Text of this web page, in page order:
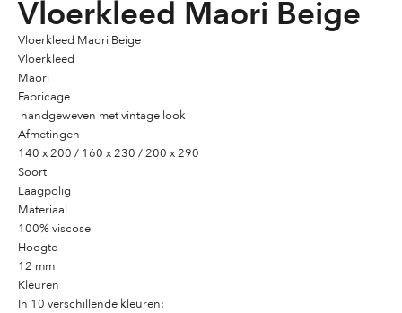
Vloerkleed Maori Beige
Vloerkleed Maori Beige
Vloerkleed
Maori
Fabricage
handgeweven met vintage look
Afmetingen
140 x 200 / 160 x 230 / 200 x 290
Soort
Laagpolig
Materiaal
100% viscose
Hoogte
12 mm
Kleuren
In 10 verschillende kleuren: